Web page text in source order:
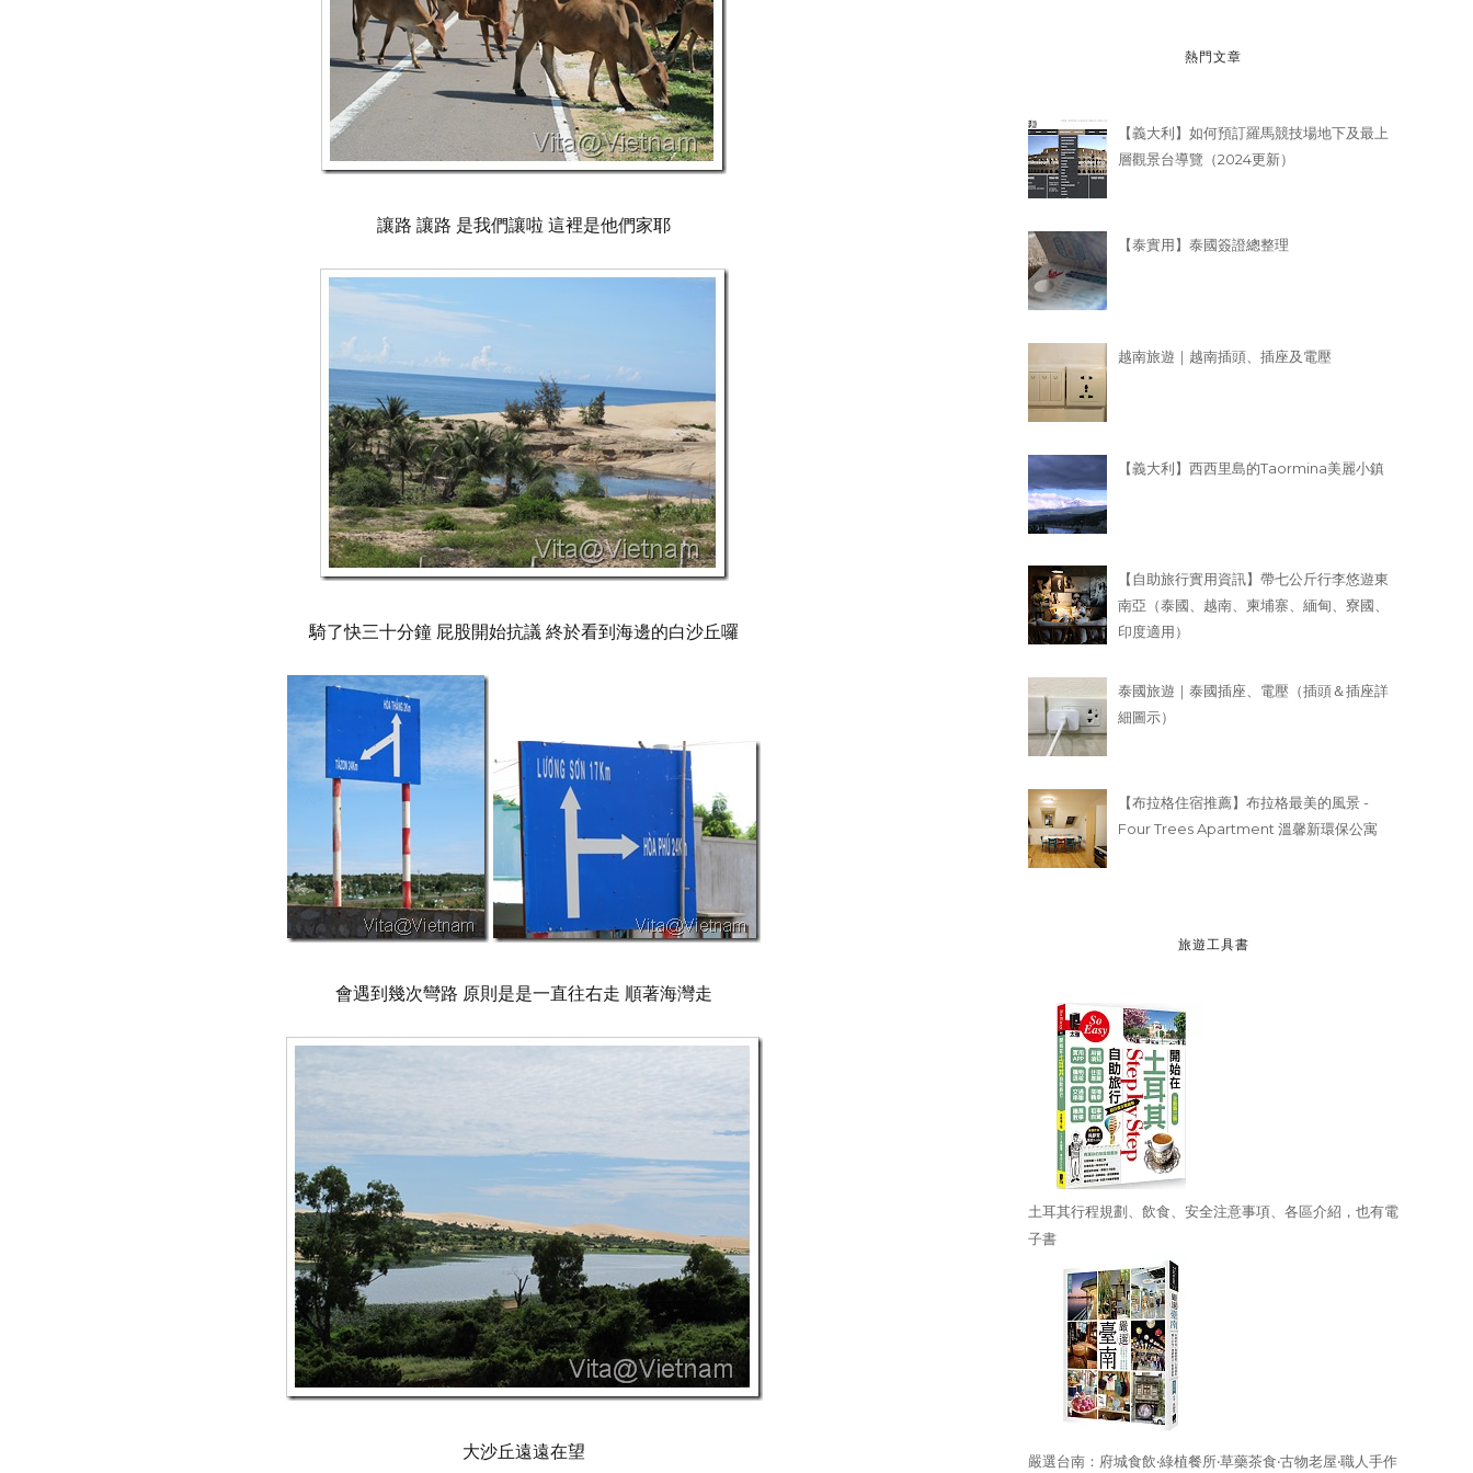
讓路 讓路 是我們讓啦 這裡是他們家耶
騎了快三十分鐘 屁股開始抗議 終於看到海邊的白沙丘囉
會遇到幾次彎路 原則是是一直往右走 順著海灣走
大沙丘遠遠在望
熱門文章
【義大利】如何預訂羅馬競技場地下及最上
層觀景台導覽（2024更新）
【泰實用】泰國簽證總整理
越南旅遊｜越南插頭、插座及電壓
【義大利】西西里島的Taormina美麗小鎮
【自助旅行實用資訊】帶七公斤行李悠遊東
南亞（泰國、越南、柬埔寨、緬甸、寮國、
印度適用）
泰國旅遊｜泰國插座、電壓（插頭＆插座詳
細圖示）
【布拉格住宿推薦】布拉格最美的風景 -
Four Trees Apartment 溫馨新環保公寓
旅遊工具書
土耳其行程規劃、飲食、安全注意事項、各區介紹，也有電
子書
嚴選台南：府城食飲‧綠植餐所‧草藥茶食‧古物老屋‧職人手作